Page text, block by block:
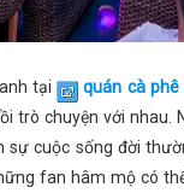
tại quán cà phê
trò chuyện với nhau.
sự cuộc sống đời
fan hâm mộ có